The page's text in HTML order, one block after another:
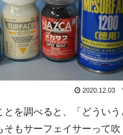
2020.12.03
を調べると、「どういう
そもサーフェイサーって吹